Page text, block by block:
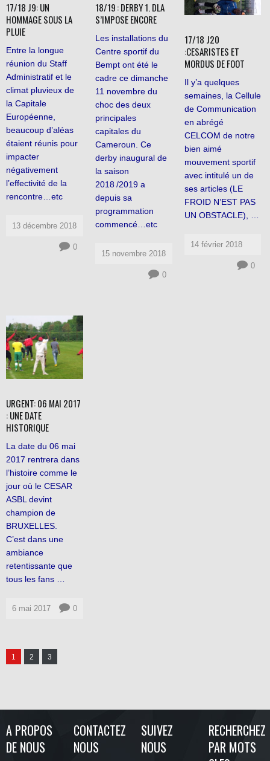
17/18 J9: UN
HOMMAGE SOUS LA
PLUIE
Entre la longue
réunion du Staff
Administratif et le
climat pluvieux de
la Capitale
Européenne,
beaucoup d’aléas
étaient réunis pour
impacter
négativement
l’effectivité de la
rencontre…etc
13 décembre 2018
0
18/19 : DERBY 1. DLA
S’IMPOSE ENCORE
Les installations du
Centre sportif du
Bempt ont été le
cadre ce dimanche
11 novembre du
choc des deux
principales
capitales du
Cameroun. Ce
derby inaugural de
la saison
2018 /2019 a
depuis sa
programmation
commencé…etc
15 novembre 2018
0
17/18 J20
:CESARISTES ET
MORDUS DE FOOT
Il y’a quelques
semaines, la Cellule
de Communication
en abrégé
CELCOM de notre
bien aimé
mouvement sportif
avec intitulé un de
ses articles (LE
FROID N’EST PAS
UN OBSTACLE), …
14 février 2018
0
URGENT: 06 MAI 2017
: UNE DATE
HISTORIQUE
La date du 06 mai
2017 rentrera dans
l’histoire comme le
jour où le CESAR
ASBL devint
champion de
BRUXELLES.
C’est dans une
ambiance
retentissante que
tous les fans …
6 mai 2017 0
1 2 3
A PROPOS
DE NOUS
CONTACTEZ
NOUS
SUIVEZ
NOUS
RECHERCHEZ
PAR MOTS